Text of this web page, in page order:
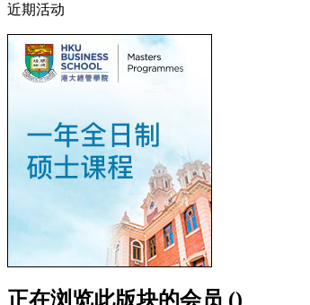
近期活动
正在浏览此版块的会员 ()